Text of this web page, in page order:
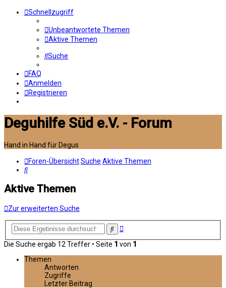
Schnellzugriff
Unbeantwortete Themen
Aktive Themen
Suche
FAQ
Anmelden
Registrieren
Deguhilfe Süd e.V. - Forum
Hand in Hand für Degus
Foren-ÜbersichtSuche Aktive Themen
Suche
Aktive Themen
Zur erweiterten Suche
SucheErweiterte
Die Suche ergab 12 Treffer • Seite 1 von 1
Themen
Antworten
Zugriffe
Letzter Beitrag